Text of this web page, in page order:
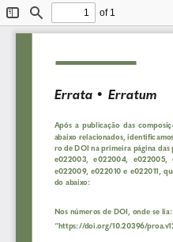
Toggle
Sidebar
Find
of 1
Errata • Erratum
Após  a  publicação  das
abaixo relacionados,
ro de DOI na primeira página
e022003,  e022004,  e022005,
e022009, e022010 e e022011,
do abaixo:
Nos números de DOI, onde se lia:
“https://doi.org/10.20396/